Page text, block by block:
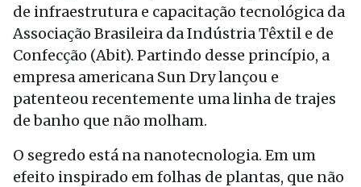
de infraestrutura e capacitação tecnológica da
Associação Brasileira da Indústria Têxtil e de
Confecção (Abit). Partindo desse princípio, a
empresa americana Sun Dry lançou e
patenteou recentemente uma linha de trajes
de banho que não molham.
O segredo está na nanotecnologia. Em um
efeito inspirado em folhas de plantas, que não